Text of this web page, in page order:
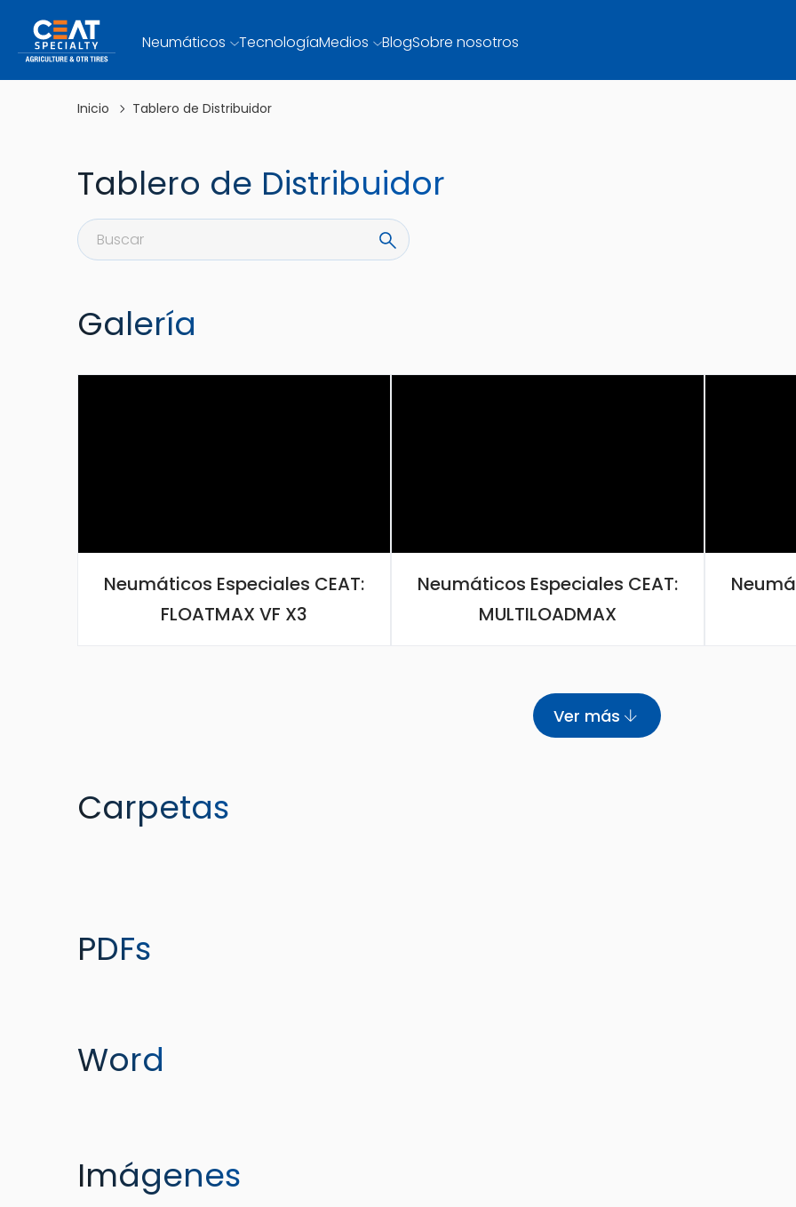
Neumáticos TecnologíaMedios BlogSobre nosotros
Inicio Tablero de Distribuidor
Tablero de Distribuidor
Galería
Neumáticos Especiales CEAT:
FLOATMAX VF X3
Neumáticos Especiales CEAT:
MULTILOADMAX
Ver más
Carpetas
PDFs
Word
Imágenes